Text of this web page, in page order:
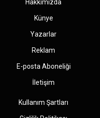
Hakkımızda
Künye
Yazarlar
Reklam
E-posta Aboneliği
İletişim
Kullanım Şartları